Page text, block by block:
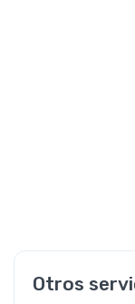
Otros